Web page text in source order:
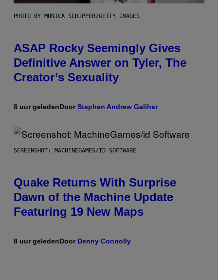
PHOTO BY MONICA SCHIPPER/GETTY IMAGES
ASAP Rocky Seemingly Gives
Definitive Answer on Tyler, The
Creator’s Sexuality
8 uur geledenDoorStephen Andrew Galiher
SCREENSHOT: MACHINEGAMES/ID SOFTWARE
Quake Returns With Surprise
Dawn of the Machine Update
Featuring 19 New Maps
8 uur geledenDoor Denny Connolly